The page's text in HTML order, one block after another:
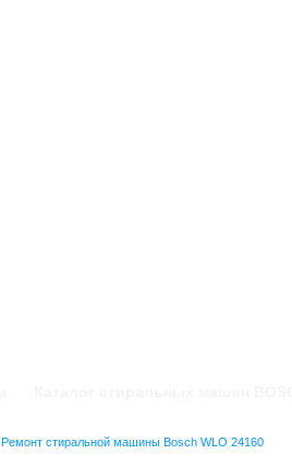
Ремонт стиральной машины Bosch WLO 24160